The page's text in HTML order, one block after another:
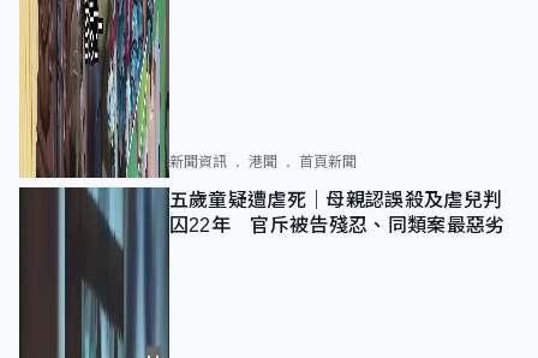
新聞資訊 港聞 首頁新聞
五歲童疑遭虐死｜母親認誤殺及虐兒判
囚22年 官斥被告殘忍、同類案最惡劣